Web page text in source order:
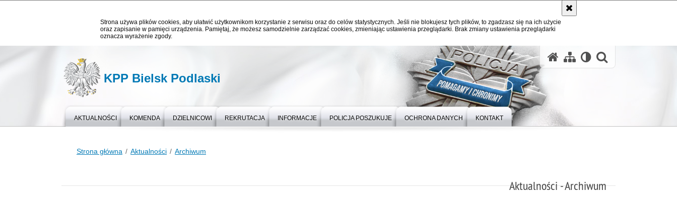
Strona używa plików cookies, aby ułatwić użytkownikom korzystanie z serwisu oraz do celów statystycznych. Jeśli nie blokujesz tych plików, to zgadzasz się na ich użycie
oraz zapisanie w pamięci urządzenia. Pamiętaj, że możesz samodzielnie zarządzać cookies, zmieniając ustawienia przeglądarki. Brak zmiany ustawienia przeglądarki
oznacza wyrażenie zgody.
KPP Bielsk Podlaski
AKTUALNOŚCI KOMENDA DZIELNICOWI REKRUTACJA INFORMACJE POLICJA POSZUKUJE OCHRONA DANYCH KONTAKT
Strona główna Aktualności Archiwum
Aktualności - Archiwum